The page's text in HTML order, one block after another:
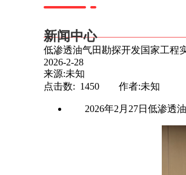
新闻中心
低渗透油气田勘探开发国家工程
2026-2-28
来源:未知
点击数: 1450 作者:未知
2026年2 月 27日低渗透
岩心科技有限公司